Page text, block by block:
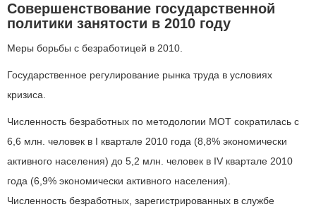
Совершенствование государственной
политики занятости в 2010 году
Меры борьбы с безработицей в 2010.
Государственное регулирование рынка труда в условиях
кризиса.
Численность безработных по методологии МОТ сократилась с
6,6 млн. человек в I квартале 2010 года (8,8% экономически
активного населения) до 5,2 млн. человек в IV квартале 2010
года (6,9% экономически активного населения).
Численность безработных, зарегистрированных в службе